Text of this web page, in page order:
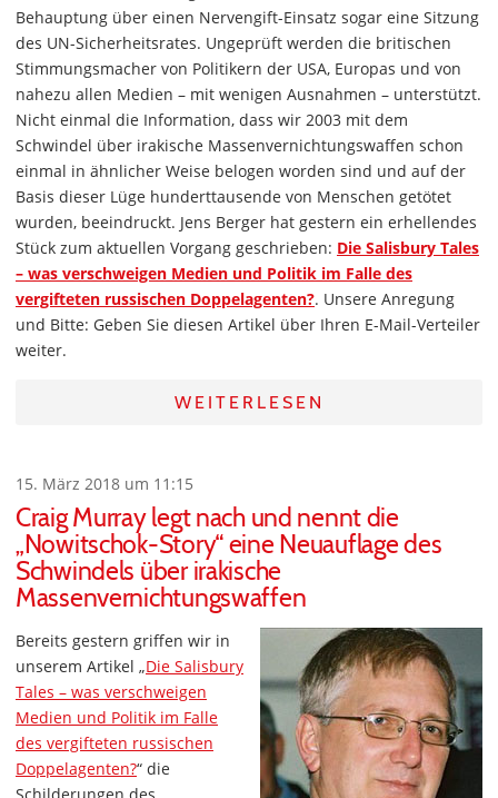
Behauptung über einen Nervengift-Einsatz sogar eine Sitzung
des UN-Sicherheitsrates. Ungeprüft werden die britischen
Stimmungsmacher von Politikern der USA, Europas und von
nahezu allen Medien – mit wenigen Ausnahmen – unterstützt.
Nicht einmal die Information, dass wir 2003 mit dem
Schwindel über irakische Massenvernichtungswaffen schon
einmal in ähnlicher Weise belogen worden sind und auf der
Basis dieser Lüge hunderttausende von Menschen getötet
wurden, beeindruckt. Jens Berger hat gestern ein erhellendes
Stück zum aktuellen Vorgang geschrieben: Die Salisbury Tales
– was verschweigen Medien und Politik im Falle des
vergifteten russischen Doppelagenten?. Unsere Anregung
und Bitte: Geben Sie diesen Artikel über Ihren E-Mail-Verteiler
weiter.
WEITERLESEN
15. März 2018 um 11:15
Craig Murray legt nach und nennt die
„Nowitschok-Story“ eine Neuauflage des
Schwindels über irakische
Massenvernichtungswaffen
Bereits gestern griffen wir in
unserem Artikel „Die Salisbury
Tales – was verschweigen
Medien und Politik im Falle
des vergifteten russischen
Doppelagenten?“ die